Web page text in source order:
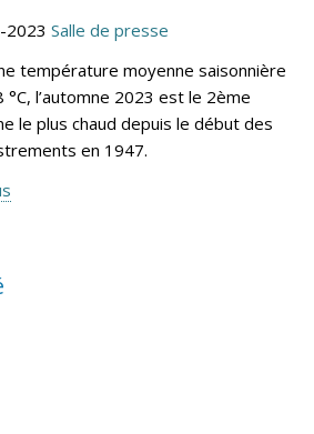
2023 Salle de presse
température moyenne saisonnière
°C, l’automne 2023 est le 2ème
le plus chaud depuis le début des
en 1947.